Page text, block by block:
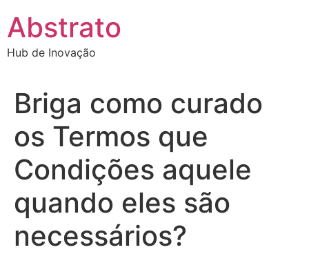
para
conteúdo
Abstrato
Hub de Inovação
Briga como curado
os Termos que
Condições aquele
quando eles são
necessários?